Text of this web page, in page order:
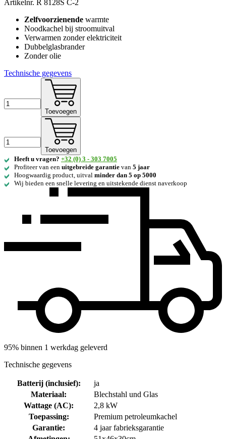
Artikelnr. R 8128S C-2
Zelfvoorzienende warmte
Noodkachel bij stroomuitval
Verwarmen zonder elektriciteit
Dubbelglasbrander
Zonder olie
Technische gegevens
Toevoegen
Toevoegen
Heeft u vragen? +32 (0) 3 - 303 7005
Profiteer van een uitgebreide garantie van 5 jaar
Hoogwaardig product, uitval minder dan 5 op 5000
Wij bieden een snelle levering en uitstekende dienst naverkoop
95% binnen 1 werkdag geleverd
Technische gegevens
Batterij (inclusief):
ja
Materiaal:
Blechstahl und Glas
Wattage (AC):
2,8 kW
Toepassing:
Premium petroleumkachel
Garantie:
4 jaar fabrieksgarantie